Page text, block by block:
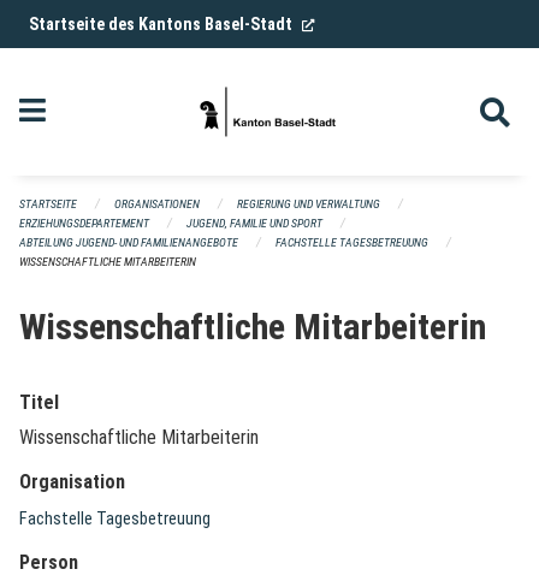
Navigation überspringen
Startseite des Kantons Basel-Stadt (External Link)
STARTSEITE ORGANISATIONEN
REGIERUNG UND VERWALTUNG
ERZIEHUNGSDEPARTEMENT
JUGEND, FAMILIE UND SPORT
ABTEILUNG JUGEND- UND FAMILIENANGEBOTE
FACHSTELLE TAGESBETREUUNG
WISSENSCHAFTLICHE MITARBEITERIN
Wissenschaftliche Mitarbeiterin
Titel
Wissenschaftliche Mitarbeiterin
Organisation
Fachstelle Tagesbetreuung
Person